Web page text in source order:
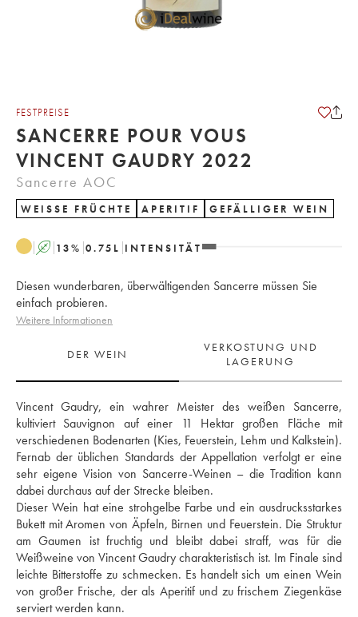
FESTPREISE
SANCERRE POUR VOUS
VINCENT GAUDRY 2022
Sancerre AOC
WEISSE FRÜCHTE APERITIF GEFÄLLIGER WEIN
A 13% 0.75 L INTENSITÄT
Diesen wunderbaren, überwältigenden Sancerre müssen Sie
einfach probieren.
Weitere Informationen
DER WEIN
VERKOSTUNG UND
LAGERUNG
Vincent Gaudry, ein wahrer Meister des weißen Sancerre,
kultiviert Sauvignon auf einer 11 Hektar großen Fläche mit
verschiedenen Bodenarten (Kies, Feuerstein, Lehm und Kalkstein).
Fernab der üblichen Standards der Appellation verfolgt er eine
sehr eigene Vision von Sancerre-Weinen – die Tradition kann
dabei durchaus auf der Strecke bleiben.
Dieser Wein hat eine strohgelbe Farbe und ein ausdrucksstarkes
Bukett mit Aromen von Äpfeln, Birnen und Feuerstein. Die Struktur
am Gaumen ist fruchtig und bleibt dabei straff, was für die
Weißweine von Vincent Gaudry charakteristisch ist. Im Finale sind
leichte Bitterstoffe zu schmecken. Es handelt sich um einen Wein
von großer Frische, der als Aperitif und zu frischem Ziegenkäse
serviert werden kann.